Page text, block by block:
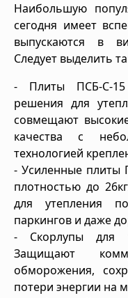
Наибольшую
сегодня имеет
выпускаются в
Следует выделить
- Плиты ПСБ-С-
решения для
совмещают
качества с
технологией
- Усиленные плиты
плотностью до
для утепления
паркингов и даже
- Скорлупы для
Защищают
обморожения,
потери энергии на